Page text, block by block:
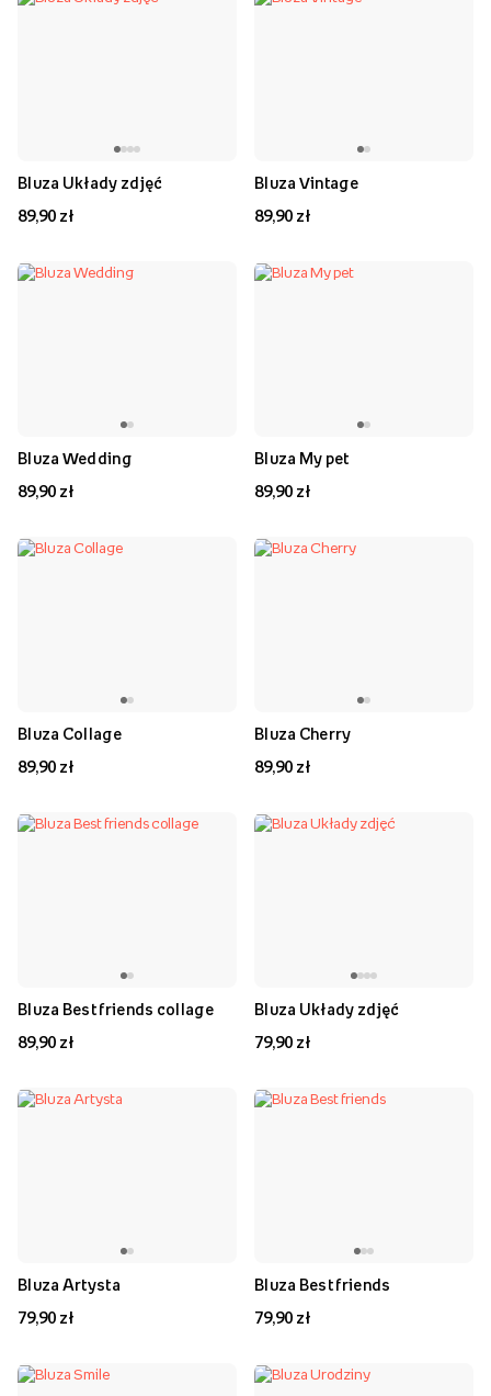
Bluza Układy zdjęć
89,90 zł
Bluza Vintage
89,90 zł
Bluza Wedding
89,90 zł
Bluza My pet
89,90 zł
Bluza Collage
89,90 zł
Bluza Cherry
89,90 zł
Bluza Best friends collage
89,90 zł
Bluza Układy zdjęć
79,90 zł
Bluza Artysta
79,90 zł
Bluza Best friends
79,90 zł